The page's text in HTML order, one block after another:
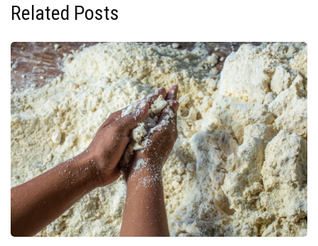
Related Posts